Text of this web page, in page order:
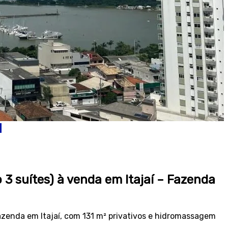
suítes) à venda em Itajaí – Fazenda
em Itajaí, com 131 m² privativos e hidromassagem